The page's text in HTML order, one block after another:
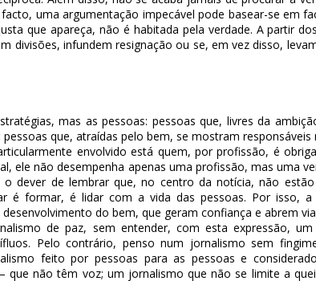
uma argumentação impecável pode basear-se em
que apareça, não é habitada pela verdade. A partir
divisões, infundem resignação ou se, em vez disso,
mas as pessoas: pessoas que, livres da
que, atraídas pelo bem, se mostram responsáveis
envolvido está quem, por profissão, é
ele não desempenha apenas uma profissão, mas uma
o dever de lembrar que, no centro da notícia, não
é formar, é lidar com a vida das pessoas. Por isso,
do bem, que geram confiança e abrem
de paz, sem entender, com esta expressão,
Pelo contrário, penso num jornalismo sem
feito por pessoas para as pessoas e
que não têm voz; um jornalismo que não se limite a